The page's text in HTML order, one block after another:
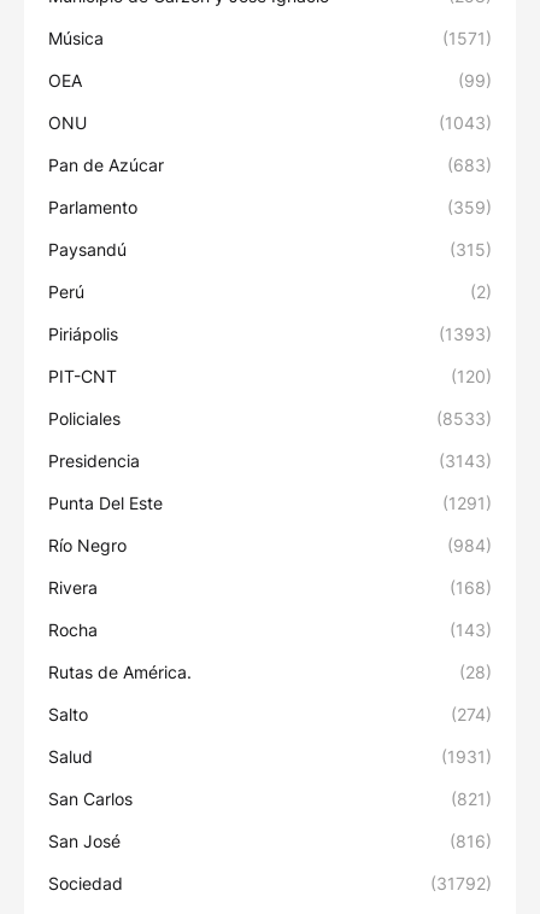
Música (1571)
OEA (99)
ONU (1043)
Pan de Azúcar (683)
Parlamento (359)
Paysandú (315)
Perú (2)
Piriápolis (1393)
PIT-CNT (120)
Policiales (8533)
Presidencia (3143)
Punta Del Este (1291)
Río Negro (984)
Rivera (168)
Rocha (143)
Rutas de América. (28)
Salto (274)
Salud (1931)
San Carlos (821)
San José (816)
Sociedad (31792)